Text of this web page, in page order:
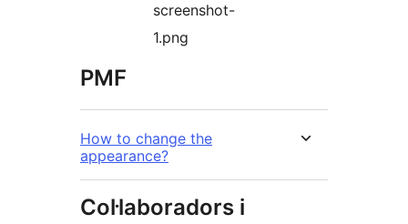
screenshot-
1.png
PMF
How to change the
appearance?
Col·laboradors i